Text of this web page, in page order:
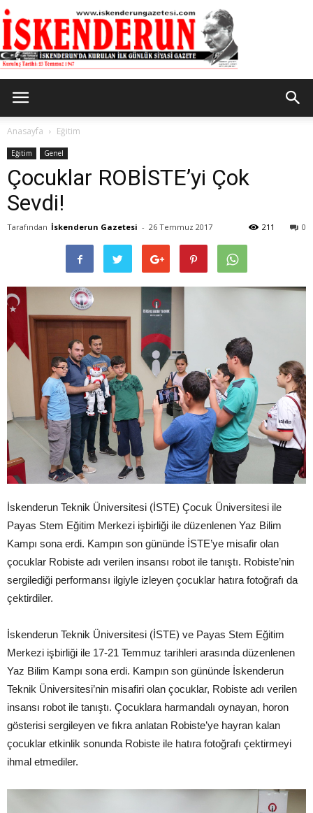
Gazetesi
Anasayfa Eğitim
Eğitim Genel
Çocuklar ROBİSTE’yi Çok
Sevdi!
Tarafından İskenderun Gazetesi - 26 Temmuz 2017 0
211
İskenderun Teknik Üniversitesi (İSTE) Çocuk Üniversitesi ile
Payas Stem Eğitim Merkezi işbirliği ile düzenlenen Yaz Bilim
Kampı sona erdi. Kampın son gününde İSTE’ye misafir olan
çocuklar Robiste adı verilen insansı robot ile tanıştı. Robiste’nin
sergilediği performansı ilgiyle izleyen çocuklar hatıra fotoğrafı da
çektirdiler.
İskenderun Teknik Üniversitesi (İSTE) ve Payas Stem Eğitim
Merkezi işbirliği ile 17-21 Temmuz tarihleri arasında düzenlenen
Yaz Bilim Kampı sona erdi. Kampın son gününde İskenderun
Teknik Üniversitesi’nin misafiri olan çocuklar, Robiste adı verilen
insansı robot ile tanıştı. Çocuklara harmandalı oynayan, horon
gösterisi sergileyen ve fıkra anlatan Robiste’ye hayran kalan
çocuklar etkinlik sonunda Robiste ile hatıra fotoğrafı çektirmeyi
ihmal etmediler.